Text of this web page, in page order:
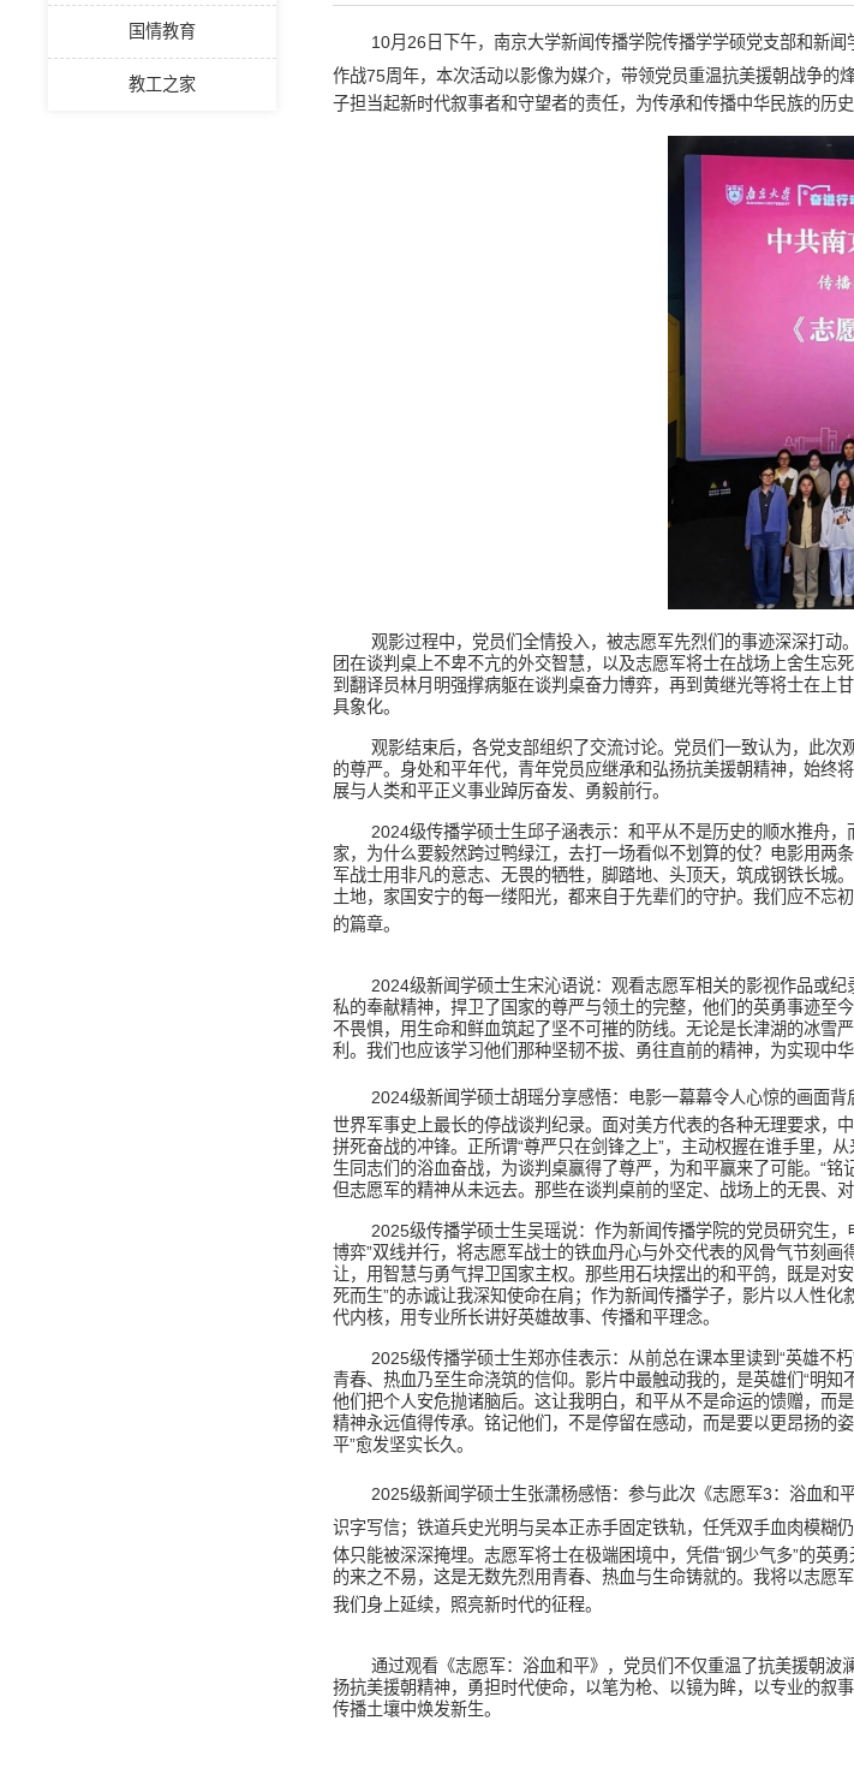
国情教育
教工之家
10月 26 日下午，南京大学新闻传播学院传播学学硕党支部和新
作战75周年，本次活动以影像为媒介，带领党员重温抗美援朝战争
子担当起新时代叙事者和守望者的责任，为传承和传播中华民族的历史
观影过程中，党员们全情投入，被志愿军先烈们的事迹深深打
团在谈判桌上不卑不亢的外交智慧，以及志愿军将士在战场上舍生忘
到翻译员林月明强撑病躯在谈判桌奋力博弈，再到黄继光等将士在上
具象化。
观影结束后，各党支部组织了交流讨论。党员们一致认为，此
的尊严。身处和平年代，青年党员应继承和弘扬抗美援朝精神，始终
展与人类和平正义事业踔厉奋发、勇毅前行。
2024级传播学硕士生邱子涵表示：和平从不是历史的顺水推舟
家，为什么要毅然跨过鸭绿江，去打一场看似不划算的仗？电影用两
军战士用非凡的意志、无畏的牺牲，脚踏地、头顶天，筑成钢铁长城
土地，家国安宁的每一缕阳光，都来自于先辈们的守护。我们应不忘
的篇章。
2024级新闻学硕士生宋沁语说：观看志愿军相关的影视作品或
私的奉献精神，捍卫了国家的尊严与领土的完整，他们的英勇事迹至
不畏惧，用生命和鲜血筑起了坚不可摧的防线。无论是长津湖的冰雪
利。我们也应该学习他们那种坚韧不拔、勇往直前的精神，为实现中
2024级新闻学硕士胡瑶分享感悟：电影一幕幕令人心惊的画面
世界军事史上最长的停战谈判纪录。面对美方代表的各种无理要求，
拼死奋战的冲锋。正所谓“尊严只在剑锋之上”，主动权握在谁手里
生同志们的浴血奋战，为谈判桌赢得了尊严，为和平赢来了可能。“
但志愿军的精神从未远去。那些在谈判桌前的坚定、战场上的无畏、
2025级传播学硕士生吴瑶说：作为新闻传播学院的党员研究生
博弈”双线并行，将志愿军战士的铁血丹心与外交代表的风骨气节刻
让，用智慧与勇气捍卫国家主权。那些用石块摆出的和平鸽，既是对
死而生”的赤诚让我深知使命在肩；作为新闻传播学子，影片以人性
代内核，用专业所长讲好英雄故事、传播和平理念。
2025级传播学硕士生郑亦佳表示：从前总在课本里读到“英雄
青春、热血乃至生命浇筑的信仰。影片中最触动我的，是英雄们“明
他们把个人安危抛诸脑后。这让我明白，和平从不是命运的馈赠，而
精神永远值得传承。铭记他们，不是停留在感动，而是要以更昂扬的
平”愈发坚实长久。
2025级新闻学硕士生张潇杨感悟：参与此次《志愿军3：浴血和
识字写信；铁道兵史光明与吴本正赤手固定铁轨，任凭双手血肉模糊
体只能被深深掩埋。志愿军将士在极端困境中，凭借“钢少气多”的英
的来之不易，这是无数先烈用青春、热血与生命铸就的。我将以志愿
我们身上延续，照亮新时代的征程。
通过观看《志愿军：浴血和平》，党员们不仅重温了抗美援朝
扬抗美援朝精神，勇担时代使命，以笔为枪、以镜为眸，以专业的叙
传播土壤中焕发新生。